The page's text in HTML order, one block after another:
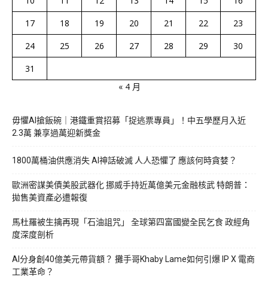
17
18 19 20 21 22
23
24
25 26 27 28 29
30
31
« 4 月
毋懼AI搶飯碗｜港鐵重賞招募「捉逃票專員」！中五學歷月入近
2.3萬 兼享過萬迎新獎金
1800萬桶油供應消失 AI神話破滅 人人恐懼了 應該何時貪婪？
歐洲密謀美債美股武器化 挪威手持近萬億美元金融核武 特朗普：
拋售美資產必遭報復
馬杜羅被生擒再現「石油詛咒」 全球第四富國變全民乞食 政經角
度深度剖析
AI分身創40億美元帶貨額？ 攤手哥Khaby Lame如何引爆 IP X 電商
工業革命？